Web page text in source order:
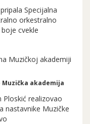
Specijalna
orkestralno
cvekle
Muzičkoj akademiji
akademija
Ploskić realizovao
nastavnike Muzičke